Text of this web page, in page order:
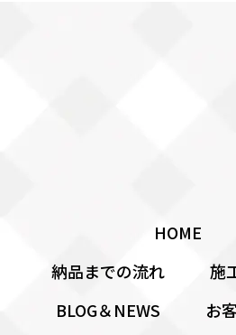
HOME
納品までの流れ
施
BLOG＆NEWS
お